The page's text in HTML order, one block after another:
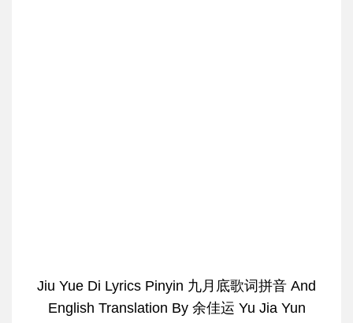
Jiu Yue Di Lyrics Pinyin 九月底歌词拼音 And
English Translation By 余佳运 Yu Jia Yun